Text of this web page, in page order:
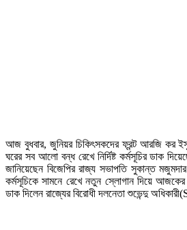
আজ বুধবার, জুনিয়র চিকিৎসকদের ফ্রন্ট আরজি কর
ঘরের সব আলো বন্ধ রেখে নির্দিষ্ট কর্মসূচির ডাক
জানিয়েছেন বিজেপির রাজ্য সভাপতি সুকান্ত
কর্মসূচিকে সামনে রেখে নতুন স্লোগান দিয়ে
ডাক দিলেন রাজ্যের বিরোধী দলনেতা শুভেন্দু